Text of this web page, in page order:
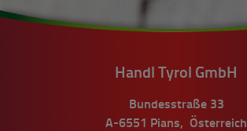
Handl Tyrol GmbH
Bundesstraße 33
A-6551
Pians, Österreich